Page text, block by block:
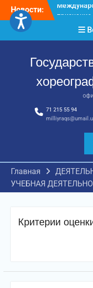
Перейти
содержимому
Новости:
71 215 55 94
Главная
УЧЕБНАЯ
Критерии